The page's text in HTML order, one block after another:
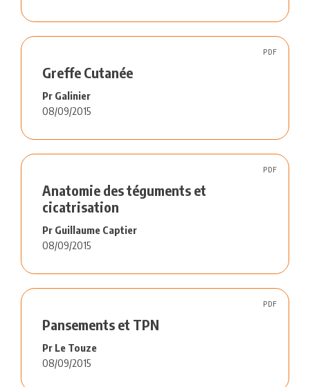
Greffe Cutanée
Pr Galinier
08/09/2015
PDF
Anatomie des téguments et
cicatrisation
Pr Guillaume Captier
08/09/2015
PDF
Pansements et TPN
Pr Le Touze
08/09/2015
PDF